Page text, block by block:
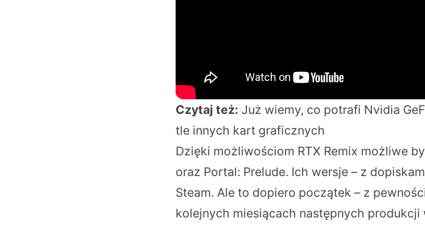
Czytaj też: Już wiemy, co potrafi Nvidia
tle innych kart graficznych
Dzięki możliwościom RTX Remix możliwe
oraz Portal: Prelude. Ich wersje – z
Steam. Ale to dopiero początek – z
kolejnych miesiącach następnych produkcji